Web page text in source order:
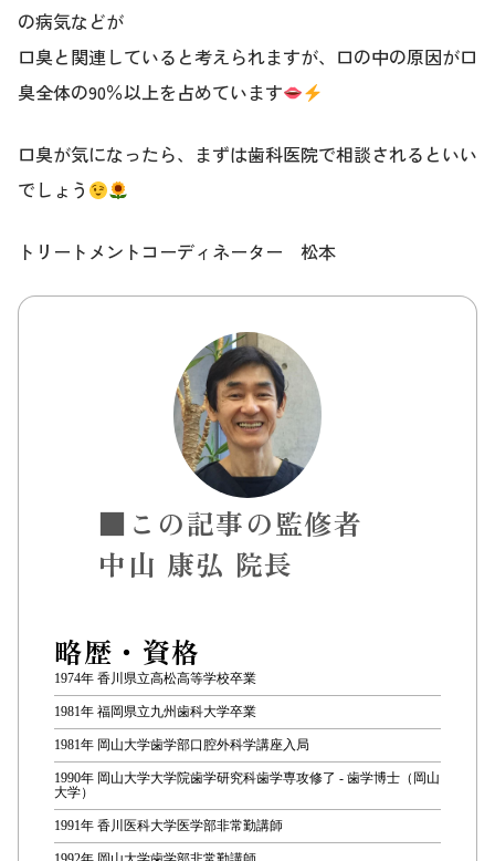
の病気などが
口臭と関連していると考えられますが、口の中の原因が口
臭全体の90％以上を占めています
口臭が気になったら、まずは歯科医院で相談されるといい
でしょう
トリートメントコーディネーター 松本
■この記事の監修者
中山 康弘 院長
略歴・資格
1974年 香川県立高松高等学校卒業
1981年 福岡県立九州歯科大学卒業
1981年 岡山大学歯学部口腔外科学講座入局
1990年 岡山大学大学院歯学研究科歯学専攻修了 - 歯学博士（岡山
大学）
1991年 香川医科大学医学部非常勤講師